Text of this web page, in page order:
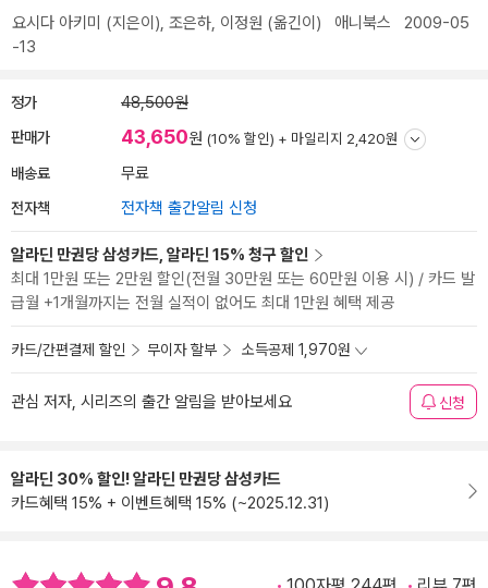
요시다 아키미 (지은이), 조은하, 이정원 (옮긴이) 애니북스 2009-05
-13
정가 48,500원
판매가 43,650원 (10% 할인) + 마일리지 2,420원
배송료 무료
전자책 전자책 출간알림 신청
알라딘 만권당 삼성카드, 알라딘 15% 청구 할인
최대 1만원 또는 2만원 할인(전월 30만원 또는 60만원 이용 시) / 카드 발
급월 +1개월까지는 전월 실적이 없어도 최대 1만원 혜택 제공
카드/간편결제 할인 무이자 할부 소득공제 1,970원
관심 저자, 시리즈의 출간 알림을 받아보세요 신청
알라딘 30% 할인! 알라딘 만권당 삼성카드
카드혜택 15% + 이벤트혜택 15% (~2025.12.31)